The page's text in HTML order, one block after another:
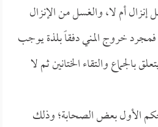
أم لا، والغسل من الإنزال
خروج المني دفقاً بلذة يوجب
بالجماع والتقاء الختانين ثم لا
الأول بعض الصحابة؛ وذلك